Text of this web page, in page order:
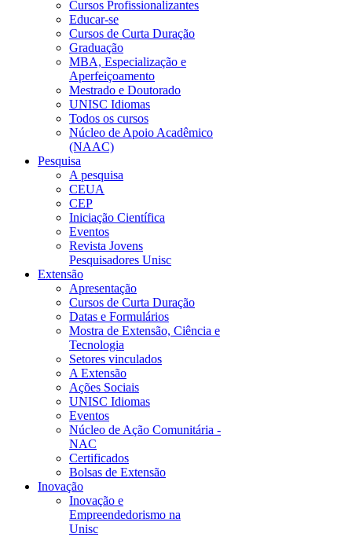
Cursos Profissionalizantes
Educar-se
Cursos de Curta Duração
Graduação
MBA, Especialização e
Aperfeiçoamento
Mestrado e Doutorado
UNISC Idiomas
Todos os cursos
Núcleo de Apoio Acadêmico
(NAAC)
Pesquisa
A pesquisa
CEUA
CEP
Iniciação Científica
Eventos
Revista Jovens
Pesquisadores Unisc
Extensão
Apresentação
Cursos de Curta Duração
Datas e Formulários
Mostra de Extensão, Ciência e
Tecnologia
Setores vinculados
A Extensão
Ações Sociais
UNISC Idiomas
Eventos
Núcleo de Ação Comunitária -
NAC
Certificados
Bolsas de Extensão
Inovação
Inovação e
Empreendedorismo na
Unisc